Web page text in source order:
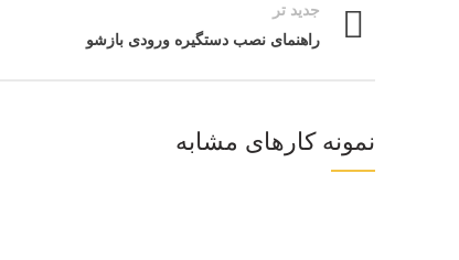
جدید تر
راهنمای نصب دستگیره ورودی بازشو
نمونه کارهای مشابه